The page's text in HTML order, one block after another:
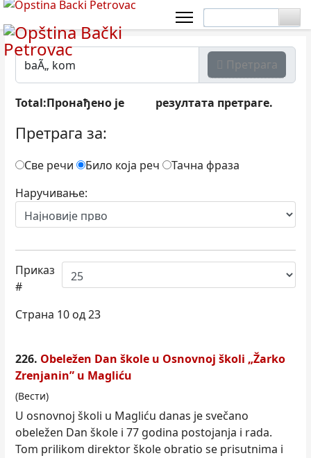
Претрага
Total:Пронађено је резултата претраге.
Претрага за:
Све речи Било која реч
Тачна фраза
Наручивање:
Приказ
#
Страна 10 од 23
226. Obeležen Dan škole u Osnovnoj školi „Žarko
Zrenjanin” u Magliću
(Вести)
U osnovnoj školi u Magliću danas je svečano
obeležen Dan škole i 77 godina postojanja i rada.
Tom prilikom direktor škole obratio se prisutnima i